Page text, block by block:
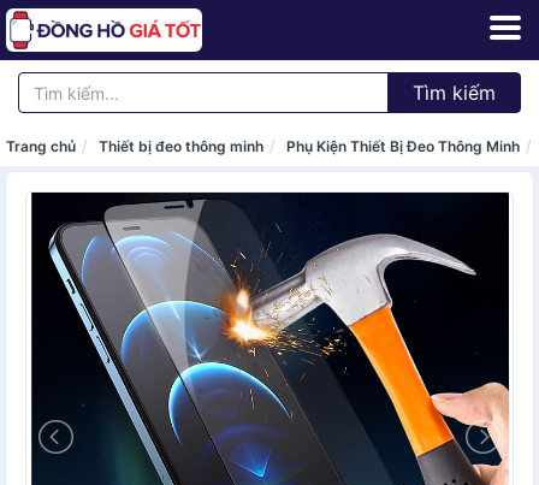
Tìm kiếm
Trang chủ Thiết bị đeo thông minh Phụ Kiện Thiết Bị Đeo Thông Minh